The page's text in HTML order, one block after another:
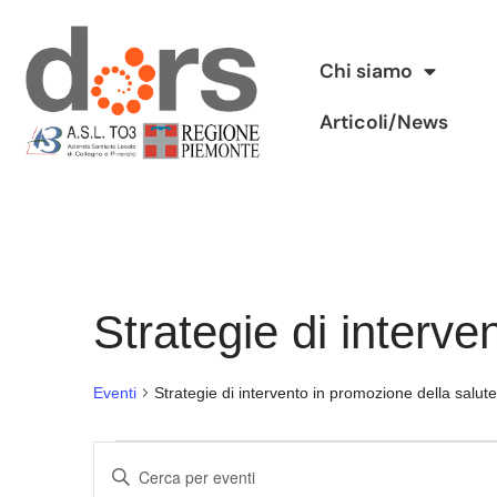
Vai
al
contenuto
Chi siamo
Articoli/News
Strategie di
Eventi Strategie di intervento in promozione della salute
Eventi
Inserisci